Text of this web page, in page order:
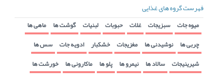
فهرست گروه های غذایی
میوه جات سبزیجات غلات حبوبات لبنیات گوشت ها ماهی ها
چربی ها نوشیدنی ها مغزیجات خشکبار ادویه جات سس ها
شیرینیجات سالاد ها نیمرو ها پلو ها ماکارونی ها خورشت ها